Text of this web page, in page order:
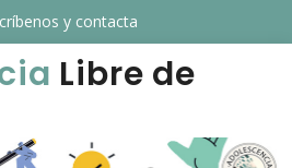
y contacta
Libre de